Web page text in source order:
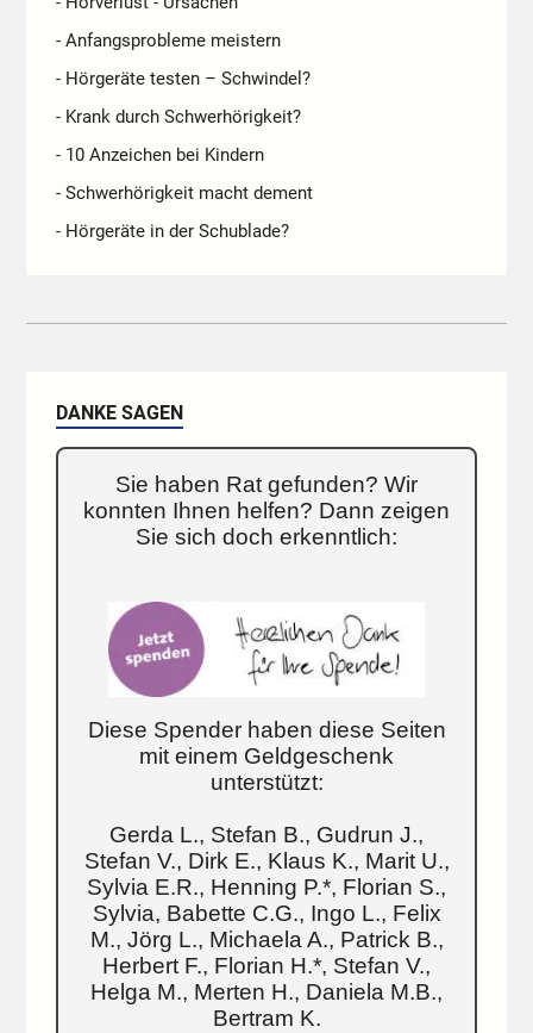
- Anfangsprobleme meistern
- Hörgeräte testen – Schwindel?
- Krank durch Schwerhörigkeit?
- 10 Anzeichen bei Kindern
- Schwerhörigkeit macht dement
- Hörgeräte in der Schublade?
DANKE SAGEN
Sie haben Rat gefunden? Wir
konnten Ihnen helfen? Dann zeigen
Sie sich doch erkenntlich:
Diese Spender haben diese Seiten
mit einem Geldgeschenk
unterstützt:
Gerda L., Stefan B., Gudrun J.,
Stefan V., Dirk E., Klaus K., Marit U.,
Sylvia E.R., Henning P.*, Florian S.,
Sylvia, Babette C.G., Ingo L., Felix
M., Jörg L., Michaela A., Patrick B.,
Herbert F., Florian H.*, Stefan V.,
Helga M., Merten H., Daniela M.B.,
Bertram K.